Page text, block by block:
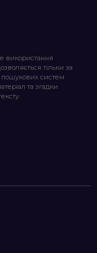
використання
тільки за
пошукових систем
та згадки